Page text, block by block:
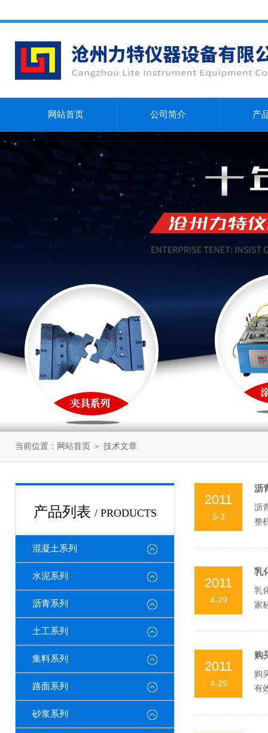
网站首页 公司简介 产
当前位置： 网站首页 ＞ 技术文章
产品列表 / PRODUCTS
混凝土系列
水泥系列
沥青系列
土工系列
集料系列
路面系列
砂浆系列
2011
5-3
沥
沥
整
2011
4-29
乳
乳
家
2011
4-29
购
购
有